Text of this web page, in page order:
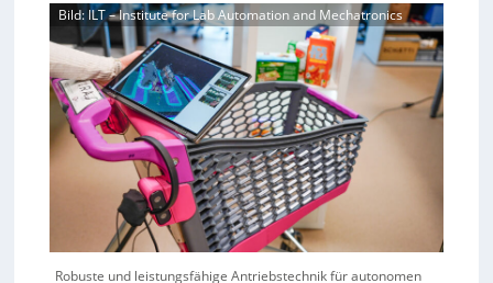
Bild: ILT – Institute for Lab Automation and Mechatronics
Robuste und leistungsfähige Antriebstechnik für autonomen